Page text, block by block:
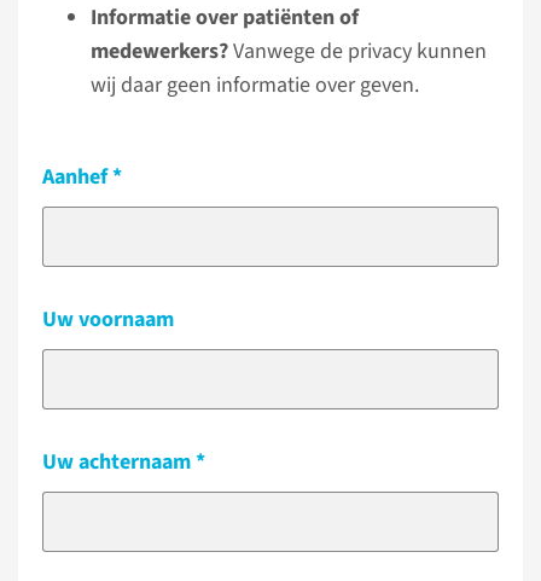
Informatie over patiënten of
medewerkers?Vanwege de privacy kunnen
wij daar geen informatie over geven.
Aanhef
Uw voornaam
Uw achternaam